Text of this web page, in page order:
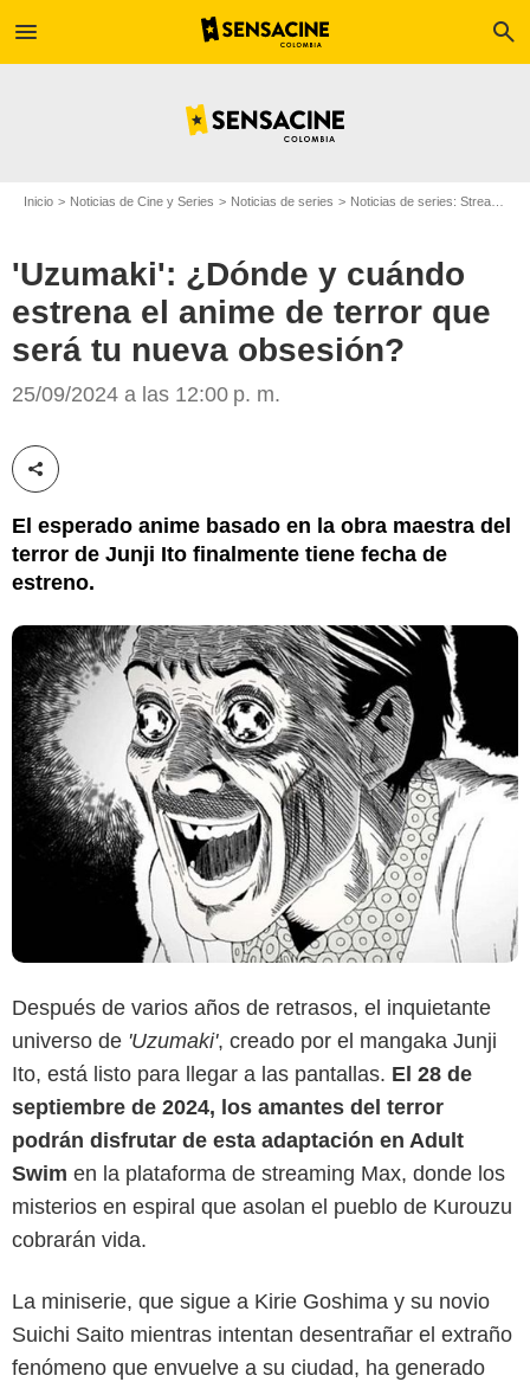
menu search
Inicio Noticias de Cine y Series Noticias de series Noticias de series: Streaming
'Uzumaki': ¿Dónde y cuándo
estrena el anime de terror que
será tu nueva obsesión?
25/09/2024 a las 12:00 p. m.
Compartir esta noticia
El esperado anime basado en la obra maestra del
terror de Junji Ito finalmente tiene fecha de
estreno.
Después de varios años de retrasos, el inquietante
universo de 'Uzumaki', creado por el mangaka Junji
Ito, está listo para llegar a las pantallas. El 28 de
septiembre de 2024, los amantes del terror
podrán disfrutar de esta adaptación en Adult
Swim en la plataforma de streaming Max, donde los
misterios en espiral que asolan el pueblo de Kurouzu
cobrarán vida.
La miniserie, que sigue a Kirie Goshima y su novio
Suichi Saito mientras intentan desentrañar el extraño
fenómeno que envuelve a su ciudad, ha generado
Max